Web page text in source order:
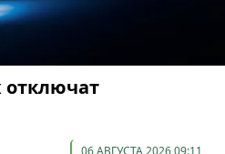
отключат